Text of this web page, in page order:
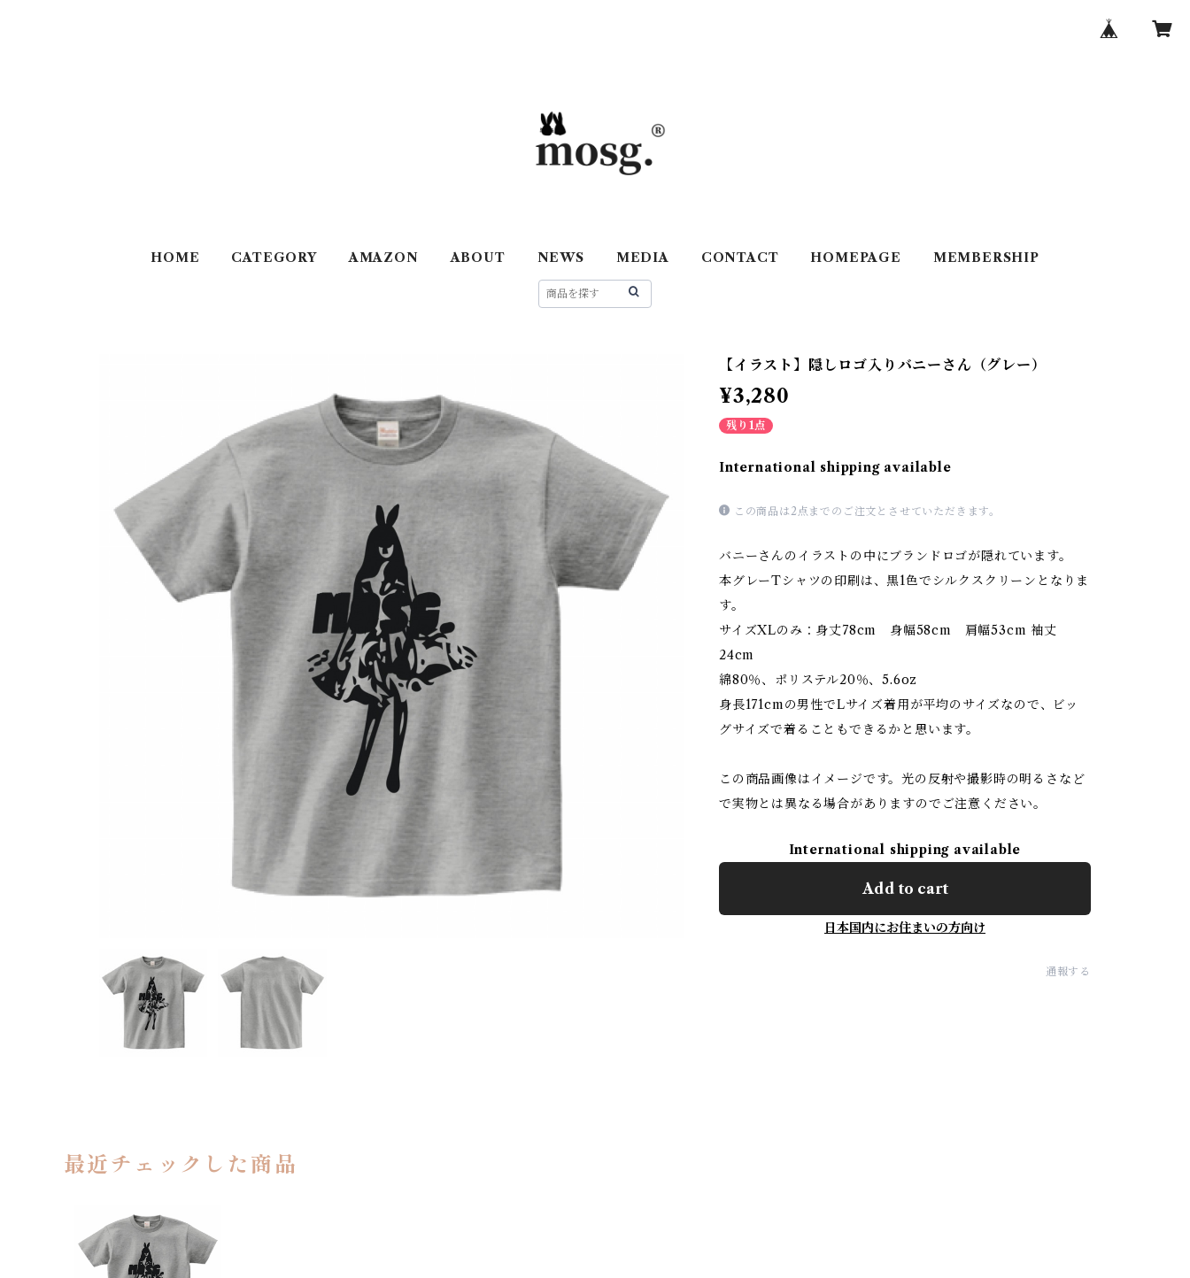
HOME CATEGORY AMAZON ABOUT NEWS MEDIA CONTACT HOMEPAGE MEMBERSHIP
【イラスト】隠しロゴ入りバニーさん（グレー）
¥3,280
残り1点
International shipping available
この商品は2点までのご注文とさせていただきます。
バニーさんのイラストの中にブランドロゴが隠れています。
本グレーTシャツの印刷は、黒1色でシルクスクリーンとなりま
す。
サイズXLのみ：身丈78cm 身幅58cm 肩幅53cm 袖丈
24cm
綿80％、ポリステル20％、5.6oz
身長171cmの男性でLサイズ着用が平均のサイズなので、ビッ
グサイズで着ることもできるかと思います。
この商品画像はイメージです。光の反射や撮影時の明るさなど
で実物とは異なる場合がありますのでご注意ください。
International shipping available
Add to cart
日本国内にお住まいの方向け
通報する
最近チェックした商品